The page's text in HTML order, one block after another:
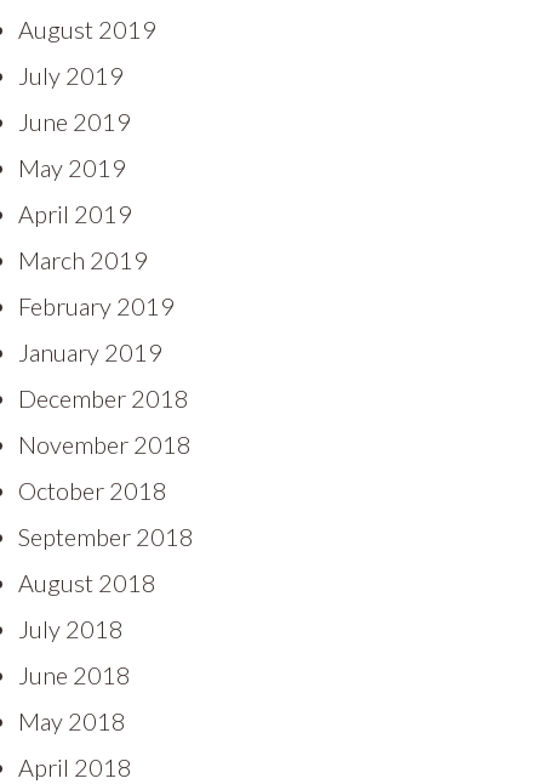
August 2019
July 2019
June 2019
May 2019
April 2019
March 2019
February 2019
January 2019
December 2018
November 2018
October 2018
September 2018
August 2018
July 2018
June 2018
May 2018
April 2018